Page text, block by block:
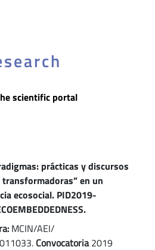
scientific portal
prácticas y discursos
transformadoras” en un
ecosocial. PID2019-
MCIN/AEI/
Convocatoria2019